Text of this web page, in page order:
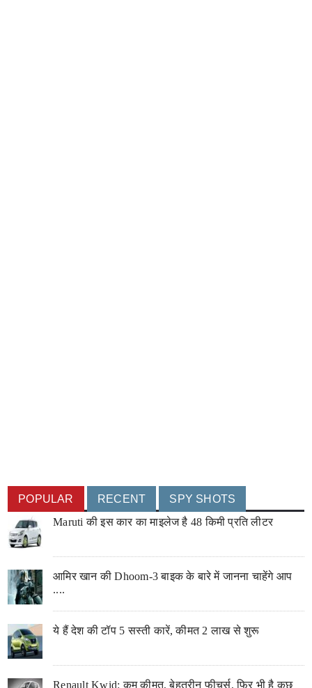
POPULAR RECENT
SPY SHOTS
Maruti की इस कार का माइलेज है 48 किमी प्रति लीटर
आमिर खान की Dhoom-3 बाइक के बारे में जानना चाहेंगे आप
....
ये हैं देश की टॉप 5 सस्ती कारें, कीमत 2 लाख से शुरू
Renault Kwid: कम कीमत, बेहतरीन फीचर्स, फिर भी है कुछ